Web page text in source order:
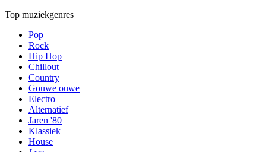
Top muziekgenres
Pop
Rock
Hip Hop
Chillout
Country
Gouwe ouwe
Electro
Alternatief
Jaren '80
Klassiek
House